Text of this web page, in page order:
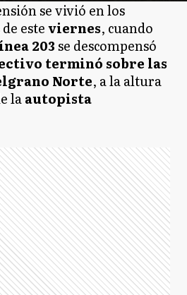
se vivió en los
esteviernes, cuando
203se descompensó
terminó sobre las
Norte, a la altura
laautopista